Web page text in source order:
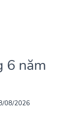
6 năm
08/2026